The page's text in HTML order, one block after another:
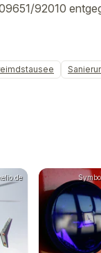
92010